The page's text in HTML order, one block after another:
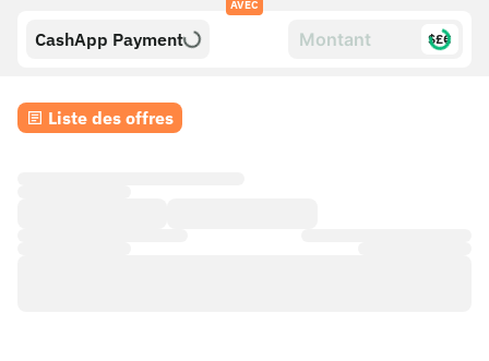
AVEC
CashApp Payment $£€
Liste des offres